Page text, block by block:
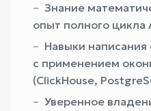
Знание
опыт полного цикла
Навыки
с применением
(ClickHouse,
Уверенное